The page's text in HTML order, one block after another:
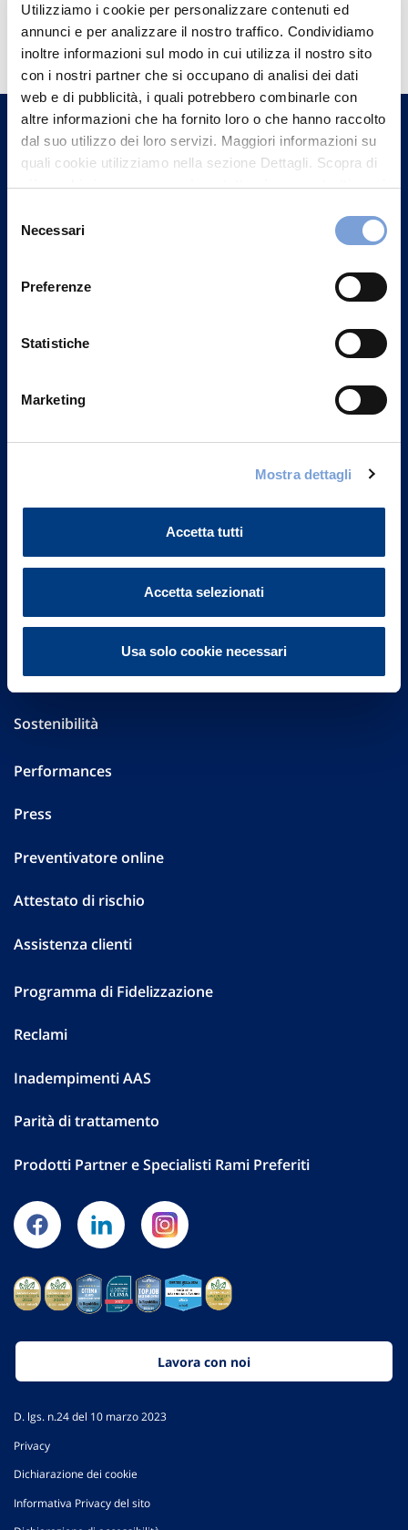
Utilizziamo i cookie per personalizzare contenuti ed
annunci e per analizzare il nostro traffico. Condividiamo
inoltre informazioni sul modo in cui utilizza il nostro sito
con i nostri partner che si occupano di analisi dei dati
web e di pubblicità, i quali potrebbero combinarle con
altre informazioni che ha fornito loro o che hanno raccolto
dal suo utilizzo dei loro servizi. Maggiori informazioni su
quali cookie utilizziamo nella sezione Dettagli. Scopra di
più su chi siamo, come può contattarci e come trattiamo i
può trovare nel footer del sito nella sezione "Informativa
delNecessari
Preferenze
Statistiche
Marketing
Mostra dettagli
Accetta tutti
Accetta selezionati
Usa solo cookie necessari
Hai bisogno di
informazioni?
Trova l'Agenzia più vicina a te e parla con
un nostro Agente.
Contattaci
Vittoria Assicurazioni S.p.A.
Part. IVA 01329510158
FAQ
Altre informazioni
Sostenibilità
Performances
Press
Preventivatore online
Attestato di rischio
Assistenza clienti
Programma di Fidelizzazione
Reclami
Inadempimenti AAS
Parità di trattamento
Prodotti Partner e Specialisti Rami Preferiti
Lavora con noi
D. lgs. n.24 del 10 marzo 2023
Privacy
Dichiarazione dei cookie
Informativa Privacy del sito